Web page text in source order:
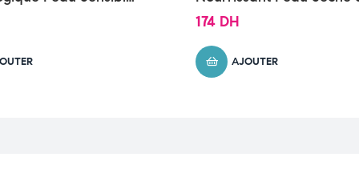
Très Sèche | 454g
174 DH
AJOUTER